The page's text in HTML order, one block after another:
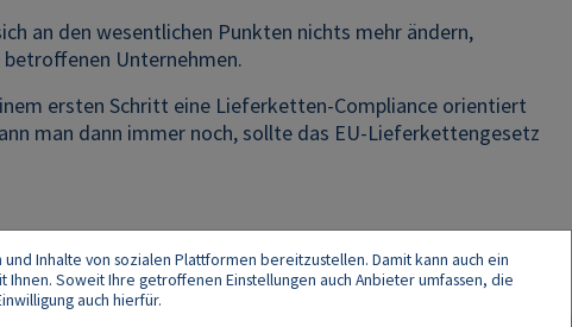
an den wesentlichen Punkten nichts mehr ändern,
Unternehmen.
ersten Schritt eine Lieferketten-Compliance orientiert
man dann immer noch, sollte das EU-Lieferkettengesetz
Inhalte von sozialen Plattformen bereitzustellen. Damit kann auch ein
Soweit Ihre getroffenen Einstellungen auch Anbieter umfassen, die
auch hierfür.